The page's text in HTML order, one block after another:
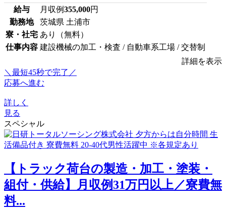
給与 月収例355,000円
勤務地
茨城県 土浦市
寮・社宅 あり（無料）
仕事内容 建設機械の加工・検査 / 自動車系工場 / 交替制
詳細を表示
＼最短45秒で完了／
応募へ進む
詳しく
見る
スペシャル
【トラック荷台の製造・加工・塗装・
組付・供給】月収例31万円以上／寮費無
料...